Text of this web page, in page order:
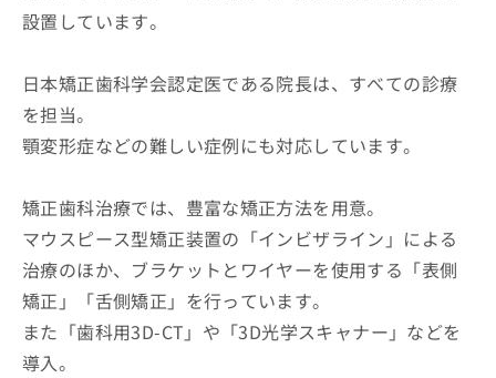
設置しています。
日本矯正歯科学会認定医である院長は、すべての診療
を担当。
顎変形症などの難しい症例にも対応しています。
矯正歯科治療では、豊富な矯正方法を用意。
マウスピース型矯正装置の「インビザライン」による
治療のほか、ブラケットとワイヤーを使用する「表側
矯正」「舌側矯正」を行っています。
また「歯科用3D-CT」や「3D光学スキャナー」などを
導入。